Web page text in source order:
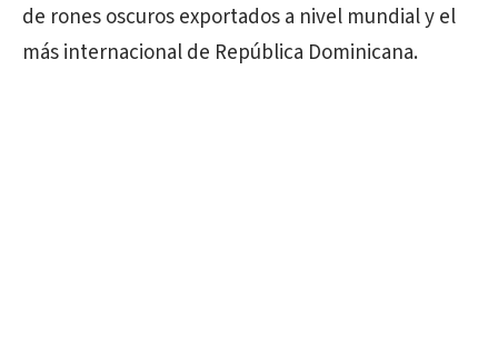
de rones oscuros exportados a nivel mundial y el
más internacional de República Dominicana.